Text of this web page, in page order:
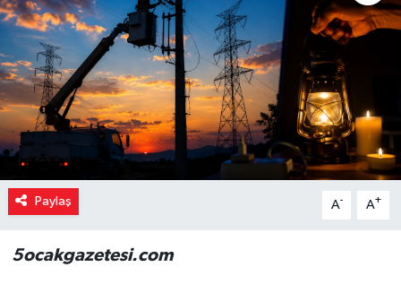
Paylaş A- A+
5ocakgazetesi.com
Yerel Yönetimler
Yurttan